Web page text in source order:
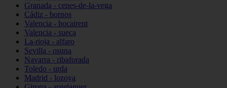
Granada - cenes-de-la-vega
Cádiz - bornos
Valencia - bocairent
Valencia - sueca
La-rioja - alfaro
Sevilla - osuna
Navarra - ribaforada
Toledo - urda
Madrid - lozoya